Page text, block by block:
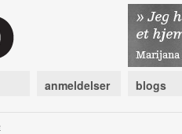
anmeldelser blogs